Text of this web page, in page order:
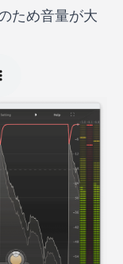
ため音量が大